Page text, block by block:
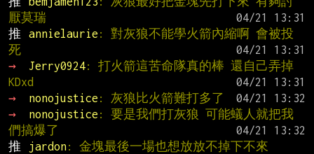
厭莫瑞
推
annielaurie : 對灰狼不能學火箭內縮啊 會被投
死
→
Jerry0924: 打火箭這苦命隊真的棒 還自己弄掉
KDxd
→
nonojustice : 灰狼比火箭難打多了
→
nonojustice : 要是我們打灰狼 可能蟻人就把我
們搞爆了
推
jardon: 金塊最後一場也想放放不掉下不來